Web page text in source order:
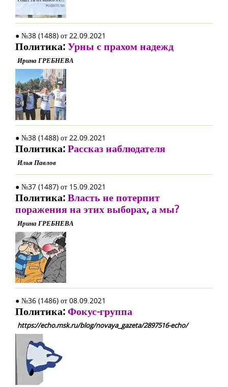
● №38 (1488) от 22.09.2021
Политика:Урны с прахом надежд
Ирина ГРЕБНЕВА
● №38 (1488) от 22.09.2021
Политика:Рассказ наблюдателя
Илья Павлов
● №37 (1487) от 15.09.2021
Политика:Власть не потерпит
поражения на этих выборах, а мы?
Ирина ГРЕБНЕВА
● №36 (1486) от 08.09.2021
Политика:Фокус-группа
https://echo.msk.ru/blog/novaya_gazeta/2897516-echo/